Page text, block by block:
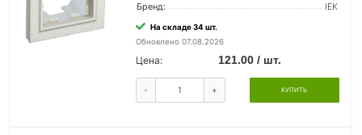
Бренд:
IEK
На складе 34 шт.
Обновлено 07.08.2026
Цена: 121.00 / шт.
- + КУПИТЬ